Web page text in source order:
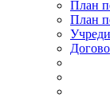
План
План